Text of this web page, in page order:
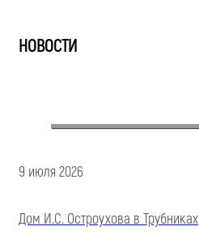
НОВОСТИ
9 июля 2026
Дом И.С. Остроухова в Трубниках